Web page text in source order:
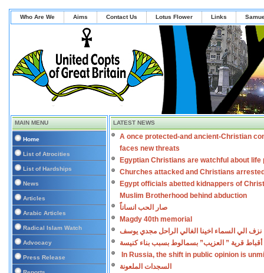
Who Are We Aims Contact Us Lotus Flower Links
MAIN MENU
Home
List of Atrocities
List of Hardships
News
Articles
Arabic Articles
Radical Islam Watch
Advocacy
Press Release
LATEST NEWS
A once protected-and ancient-Christian
faces new threats
Egyptian Christians are watchful about life
Churches attacked and Christians
Egypt officials abetted kidnappers of
Muslim Brotherhood behind abduction
صار الحب انساناً
Magdy 40th memorial
نزف الي السماء اخينا الغالي الراحل مجدي يوسف
أقباط قرية ” العزيب” بسمالوط بسبب بناء كنيسة
In Russia, the shift in public opinion is
السجدات الملعونة